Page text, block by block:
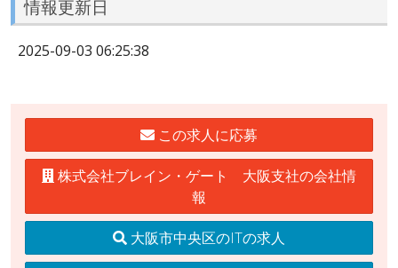
情報更新日
2025-09-03 06:25:38
この求人に応募
株式会社ブレイン・ゲート 大阪支社の会社情
報
大阪市中央区のITの求人